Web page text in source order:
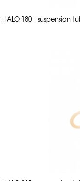
HALO 180 - suspension